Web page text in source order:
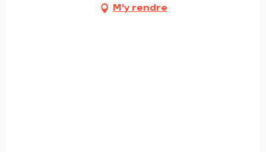
M'y rendre